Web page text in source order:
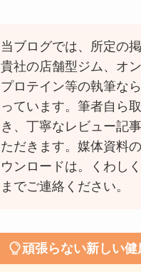
当ブログでは、所定の
貴社の店舗型ジム、オ
プロテイン等の執筆な
っています。筆者自ら
き、丁寧なレビュー記
ただきます。媒体資料の
ウンロードは。くわし
までご連絡ください。
頑張らない新しい健